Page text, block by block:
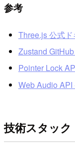
参考
Three.js 公式ド
Zustand
Pointer Lock
Web Audio API
技術スタック